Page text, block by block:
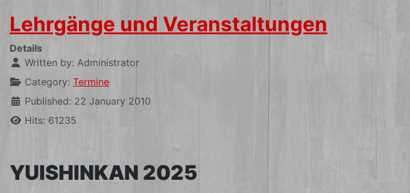
Lehrgänge und Veranstaltungen
Details
Written by: Administrator
Category: Termine
Published: 22 January 2010
Hits: 61235
YUISHINKAN 2025